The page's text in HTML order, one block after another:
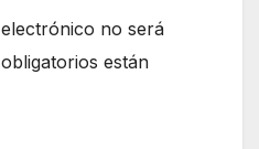
no será
están